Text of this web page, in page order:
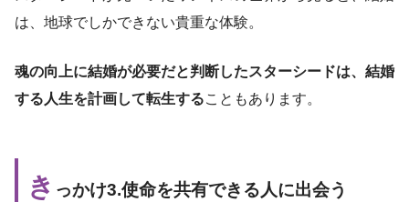
は、地球でしかできない貴重な体験。
魂の向上に結婚が必要だと判断したスターシードは、結婚
する人生を計画して転生することもあります。
き っかけ3.使命を共有できる人に出会う